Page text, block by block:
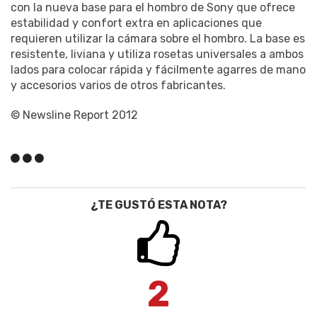
con la nueva base para el hombro de Sony que ofrece
estabilidad y confort extra en aplicaciones que
requieren utilizar la cámara sobre el hombro. La base es
resistente, liviana y utiliza rosetas universales a ambos
lados para colocar rápida y fácilmente agarres de mano
y accesorios varios de otros fabricantes.
© Newsline Report 2012
¿TE GUSTÓ ESTA NOTA?
2